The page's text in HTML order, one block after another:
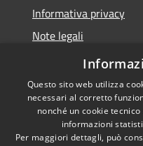
Informativa privacy
Note legali
Dichiarazione di
Questo sito web utilizza
necessari al corretto
nonché un cookie
informazioni
Per maggiori dettagli, può